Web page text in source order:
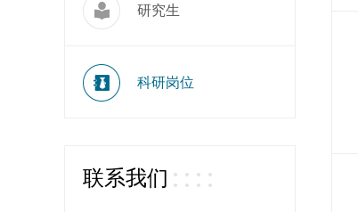
研究生
科研岗位
联系我们